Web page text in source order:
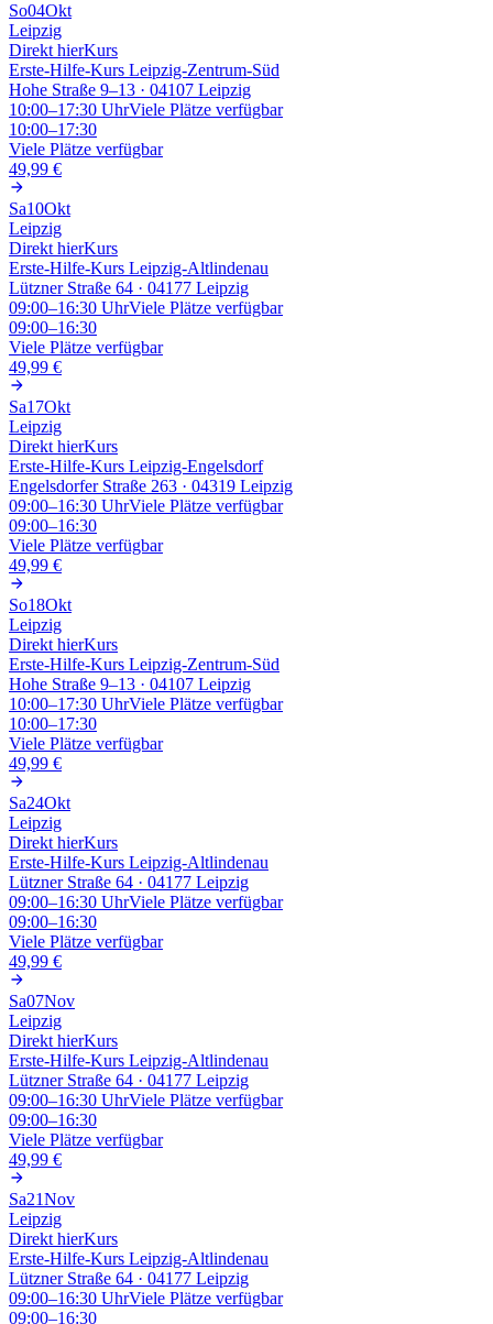
So04Okt
Leipzig
Direkt hierKurs
Erste-Hilfe-Kurs Leipzig-Zentrum-Süd
Hohe Straße 9–13 · 04107 Leipzig
10:00–17:30 UhrViele Plätze verfügbar
10:00–17:30
Viele Plätze verfügbar
49,99 €
Sa10Okt
Leipzig
Direkt hierKurs
Erste-Hilfe-Kurs Leipzig-Altlindenau
Lützner Straße 64 · 04177 Leipzig
09:00–16:30 UhrViele Plätze verfügbar
09:00–16:30
Viele Plätze verfügbar
49,99 €
Sa17Okt
Leipzig
Direkt hierKurs
Erste-Hilfe-Kurs Leipzig-Engelsdorf
Engelsdorfer Straße 263 · 04319 Leipzig
09:00–16:30 UhrViele Plätze verfügbar
09:00–16:30
Viele Plätze verfügbar
49,99 €
So18Okt
Leipzig
Direkt hierKurs
Erste-Hilfe-Kurs Leipzig-Zentrum-Süd
Hohe Straße 9–13 · 04107 Leipzig
10:00–17:30 UhrViele Plätze verfügbar
10:00–17:30
Viele Plätze verfügbar
49,99 €
Sa24Okt
Leipzig
Direkt hierKurs
Erste-Hilfe-Kurs Leipzig-Altlindenau
Lützner Straße 64 · 04177 Leipzig
09:00–16:30 UhrViele Plätze verfügbar
09:00–16:30
Viele Plätze verfügbar
49,99 €
Sa07Nov
Leipzig
Direkt hierKurs
Erste-Hilfe-Kurs Leipzig-Altlindenau
Lützner Straße 64 · 04177 Leipzig
09:00–16:30 UhrViele Plätze verfügbar
09:00–16:30
Viele Plätze verfügbar
49,99 €
Sa21Nov
Leipzig
Direkt hierKurs
Erste-Hilfe-Kurs Leipzig-Altlindenau
Lützner Straße 64 · 04177 Leipzig
09:00–16:30 UhrViele Plätze verfügbar
09:00–16:30